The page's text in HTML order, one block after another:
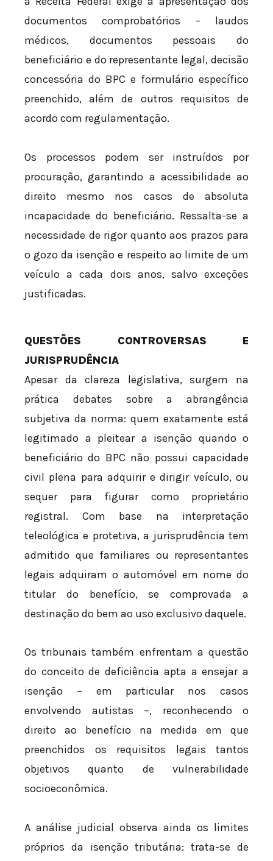
documentos comprobatórios – laudos
médicos, documentos pessoais do
beneficiário e do representante legal, decisão
concessória do BPC e formulário específico
preenchido, além de outros requisitos de
acordo com regulamentação.
Os processos podem ser instruídos por
procuração, garantindo a acessibilidade ao
direito mesmo nos casos de absoluta
incapacidade do beneficiário. Ressalta-se a
necessidade de rigor quanto aos prazos para
o gozo da isenção e respeito ao limite de um
veículo a cada dois anos, salvo exceções
justificadas.
QUESTÕES CONTROVERSAS E
JURISPRUDÊNCIA
Apesar da clareza legislativa, surgem na
prática debates sobre a abrangência
subjetiva da norma: quem exatamente está
legitimado a pleitear a isenção quando o
beneficiário do BPC não possui capacidade
civil plena para adquirir e dirigir veículo, ou
sequer para figurar como proprietário
registral. Com base na interpretação
teleológica e protetiva, a jurisprudência tem
admitido que familiares ou representantes
legais adquiram o automóvel em nome do
titular do benefício, se comprovada a
destinação do bem ao uso exclusivo daquele.
Os tribunais também enfrentam a questão
do conceito de deficiência apta a ensejar a
isenção – em particular nos casos
envolvendo autistas –, reconhecendo o
direito ao benefício na medida em que
preenchidos os requisitos legais tantos
objetivos quanto de vulnerabilidade
socioeconômica.
A análise judicial observa ainda os limites
próprios da isenção tributária: trata-se de